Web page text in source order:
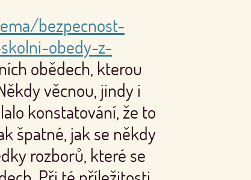
bezpecnost-
obedy-z-
obědech, kterou
věcnou, jindy i
konstatování, že to
špatné, jak se někdy
rozborů, které se